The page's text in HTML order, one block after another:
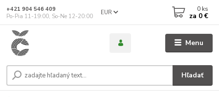
Menu
EUR
Hľadať
+421 904 546 409
Po-Pia 11-19:00, So-Ne 12-20:00
0 ks
za 0 €